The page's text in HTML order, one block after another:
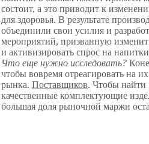
состоит, а это приводит к
для здоровья. В результате
объединили свои усилия и
мероприятий, призванную
и активизировать спрос на
Что еще нужно исследовать?
чтобы вовремя отреагировать на
рынка. Поставщиков. Чтобы найти
качественные комплектующие
большая доля рыночной маржи